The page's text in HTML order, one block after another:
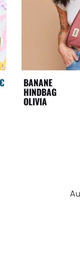
BANANE
HINDBAG
OLIVIA